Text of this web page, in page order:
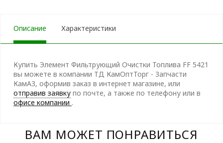
Описание Характеристики
Купить Элемент Фильтрующий Очистки Топлива FF 5421
вы можете в компании ТД КамОптТорг - Запчасти
КамАЗ, оформив заказ в интернет магазине, или
отправив заявку по почте, а также по телефону или в
офисе компании .
ВАМ МОЖЕТ ПОНРАВИТЬСЯ